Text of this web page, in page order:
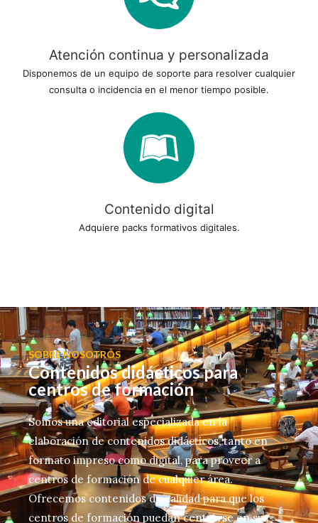
Atención continua y personalizada
Disponemos de un equipo de soporte para resolver cualquier
consulta o incidencia en el menor tiempo posible.
Contenido digital
Adquiere packs formativos digitales.
SOBRE NOSOTROS
Contenidos didácticos para
centros de formación
Somos una editorial especializada en la
elaboración de contenidos didácticos, tanto en
formato impreso como digital, para proveer a
centros de formación de cualquier área.
Ofrecemos contenidos de calidad para que los
centros de formación puedan centrarse en sus